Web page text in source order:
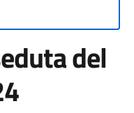
del